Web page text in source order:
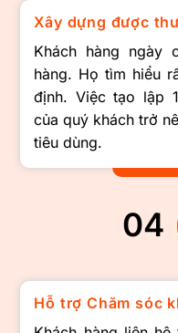
Xây dựng được
Khách hàng ngày
hàng. Họ tìm hiểu
định. Việc tạo lập
của quý khách trở
tiêu dùng.
04
Hỗ trợ Chăm sóc